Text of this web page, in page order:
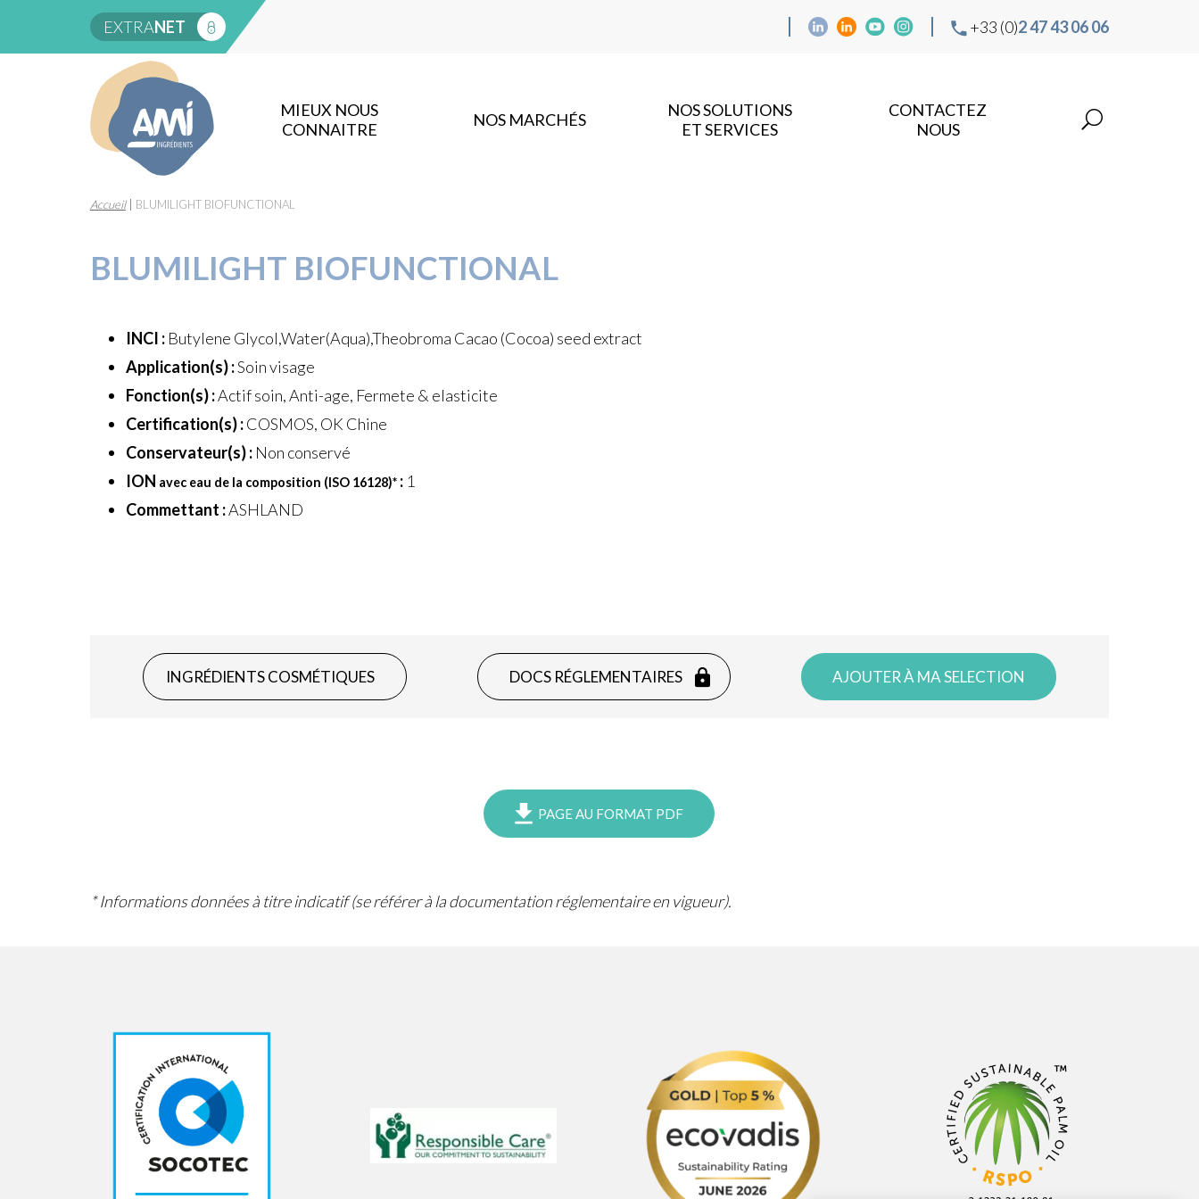
EXTRANET +33 (0)2 47 43 06 06
MIEUX NOUS
CONNAITRE
NOS MARCHÉS
NOS SOLUTIONS
ET SERVICES
CONTACTEZ
NOUS
Accueil| BLUMILIGHT BIOFUNCTIONAL
BLUMILIGHT BIOFUNCTIONAL
INCI :Butylene Glycol,Water(Aqua),Theobroma Cacao (Cocoa) seed extract
Application(s) :Soin visage
Fonction(s) :Actif soin, Anti-age, Fermete & elasticite
Certification(s) :COSMOS, OK Chine
Conservateur(s) :Non conservé
ION avec eau de la composition (ISO 16128)*:1
Commettant :ASHLAND
INGRÉDIENTS COSMÉTIQUES DOCS RÉGLEMENTAIRES AJOUTER À MA SELECTION
PAGE AU FORMAT PDF
* Informations données à titre indicatif (se référer à la documentation réglementaire en vigueur).